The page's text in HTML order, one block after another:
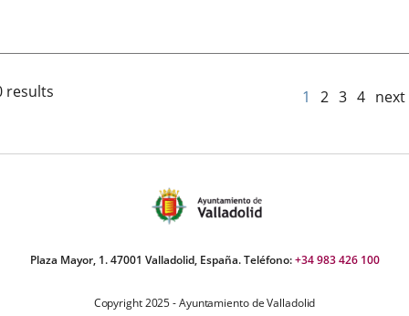
results 1 2 3 4 next
Plaza Mayor, 1. 47001 Valladolid, España. Teléfono:+34 983 426 100
Copyright 2025 - Ayuntamiento de Valladolid